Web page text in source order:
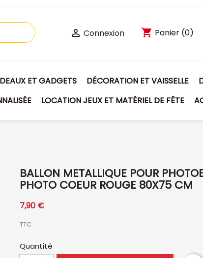
 Connexion shopping_cart Panier (0)
ET GADGETS DÉCORATION ET VAISSELLE
LOCATION JEUX ET MATÉRIEL DE FÊTE
BALLON METALLIQUE POUR
PHOTO COEUR ROUGE 80X75 CM
7,90 €
TTC
Quantité